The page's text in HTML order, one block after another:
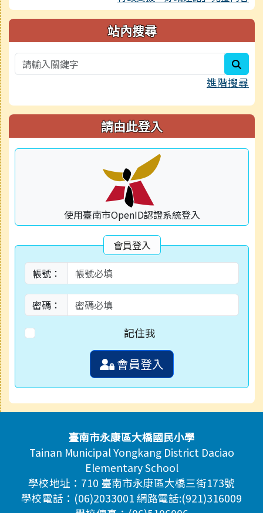
站內搜尋
進階搜尋
請由此登入
使用臺南市OpenID認證系統登入
會員登入
帳號：
密碼：
記住我
會員登入
頁尾區域內容臺南市永康區大橋國民小學
Tainan Municipal Yongkang District Daciao
Elementary School
學校地址：710 臺南市永康區大橋三街173號
學校電話：(06)2033001 網路電話:(921)316009